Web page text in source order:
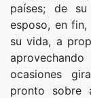
países; de
esposo, en
su vida, a
ocasiones
pronto sobre